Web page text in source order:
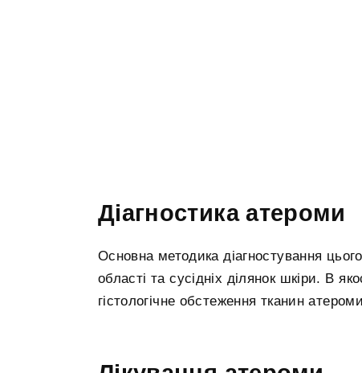
Діагностика атероми
Основна методика діагностування
області та сусідніх ділянок шкіри. В
гістологічне обстеження тканин